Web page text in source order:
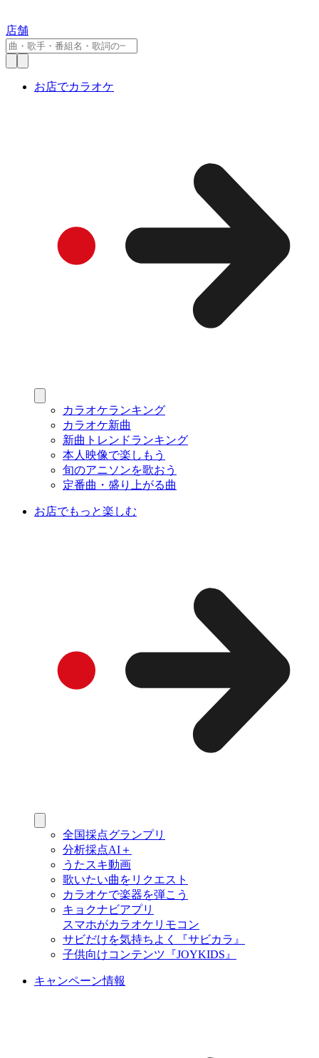
店舗
お店でカラオケ
カラオケランキング
カラオケ新曲
新曲トレンドランキング
本人映像で楽しもう
旬のアニソンを歌おう
定番曲・盛り上がる曲
お店でもっと楽しむ
全国採点グランプリ
分析採点AI＋
うたスキ動画
歌いたい曲をリクエスト
カラオケで楽器を弾こう
キョクナビアプリ
スマホがカラオケリモコン
サビだけを気持ちよく『サビカラ』
子供向けコンテンツ『JOYKIDS』
キャンペーン情報